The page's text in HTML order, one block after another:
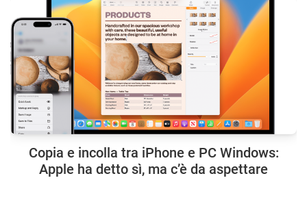
Copia e incolla tra iPhone e PC Windows:
Apple ha detto sì, ma c’è da aspettare